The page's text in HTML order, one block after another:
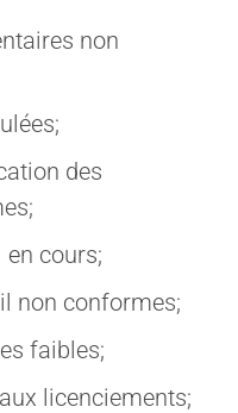
non
des
cours;
non conformes;
faibles;
licenciements;